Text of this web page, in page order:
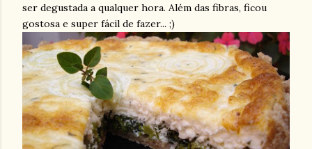
ser degustada a qualquer hora. Além das fibras, ficou
gostosa e super fácil de fazer... ;)